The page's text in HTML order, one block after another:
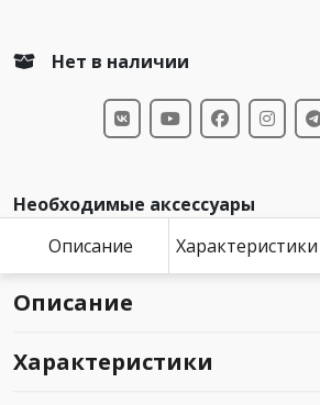
Нет в наличии
Необходимые аксессуары
Описание
Характеристики
Описание
Характеристики